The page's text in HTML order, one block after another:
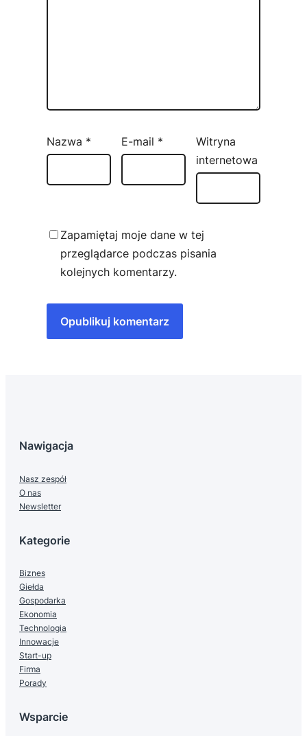
Nazwa * E-mail *
Witryna
internetowa
Zapamiętaj moje dane w tej
przeglądarce podczas pisania
kolejnych komentarzy.
Nawigacja
Nasz zespół
O nas
Newsletter
Kategorie
Biznes
Giełda
Gospodarka
Ekonomia
Technologia
Innowacje
Start-up
Firma
Porady
Wsparcie